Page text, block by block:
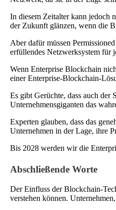
In diesem Zeitalter kann jedoch
der Zukunft glänzen, wenn die
Aber dafür müssen
erfüllendes Netzwerksystem für
Wenn Enterprise Blockchain
einer Enterprise-Blockchain-
Es gibt Gerüchte, dass auch der
Unternehmensgiganten das
Experten glauben, dass das
Unternehmen in der Lage, ihre
Bis 2028 werden wir die
Abschließende Worte
Der Einfluss der Blockchain-
verstehen können.